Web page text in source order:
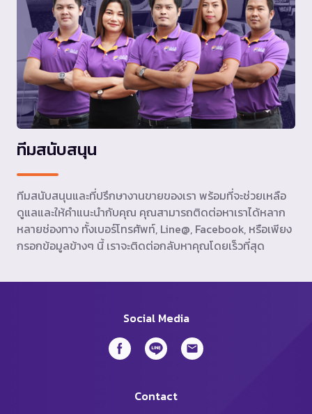
ทีมสนับสนุน
ทีมสนับสนุนและที่ปรึกษางานขายของเรา พร้อมที่จะช่วยเหลือ
ดูแลและให้คำแนะนำกับคุณ คุณสามารถติดต่อหาเราได้หลาก
หลายช่องทาง ทั้งเบอร์โทรศัพท์, Line@, Facebook, หรือเพียง
กรอกข้อมูลข้างๆ นี้ เราจะติดต่อกลับหาคุณโดยเร็วที่สุด
Social Media
Contact